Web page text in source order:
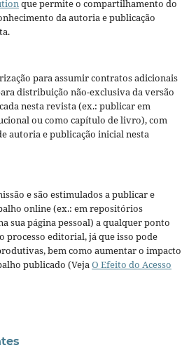
que permite o compartilhamento do
da autoria e publicação
para assumir contratos adicionais
distribuição não-exclusiva da versão
nesta revista (ex.: publicar em
ou como capítulo de livro), com
autoria e publicação inicial nesta
e são estimulados a publicar e
online (ex.: em repositórios
sua página pessoal) a qualquer ponto
processo editorial, já que isso pode
bem como aumentar o impacto
publicado (VejaO Efeito do Acesso